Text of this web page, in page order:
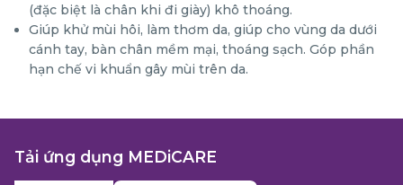
(đặc biệt là chân khi đi giày) khô thoáng.
Giúp khử mùi hôi, làm thơm da, giúp cho vùng da dưới
cánh tay, bàn chân mềm mại, thoáng sạch. Góp phần
hạn chế vi khuẩn gây mùi trên da.
Tải ứng dụng MEDiCARE